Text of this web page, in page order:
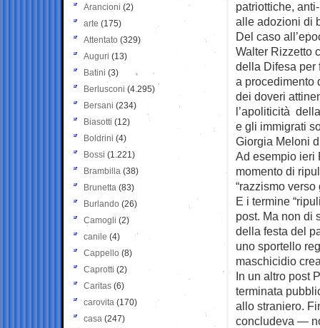
patriottiche,
alle adozioni di
Del caso
Walter Rizzetto
della Difesa per
a procedimento
dei doveri
l’apoliticità
e gli immigrati
Giorgia Meloni
Ad esempio ieri
momento di
“razzismo verso
E i termine
post. Ma non di
della festa del
uno sportello
maschicidio
In un altro post
terminata
allo straniero.
concludeva —
Arancioni (2)
arte (175)
Attentato (329)
Auguri (13)
Batini (3)
Berlusconi (4.295)
Bersani (234)
Biasotti (12)
Boldrini (4)
Bossi (1.221)
Brambilla (38)
Brunetta (83)
Burlando (26)
Camogli (2)
canile (4)
Cappello (8)
Caprotti (2)
Caritas (6)
carovita (170)
casa (247)